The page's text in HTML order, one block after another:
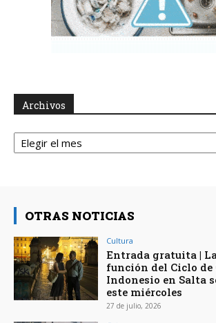
Archivos
Archivos
OTRAS NOTICIAS
Cultura
Entrada gratuita |
función del Ciclo de
Indonesio en Salta
este miércoles
27 de julio, 2026